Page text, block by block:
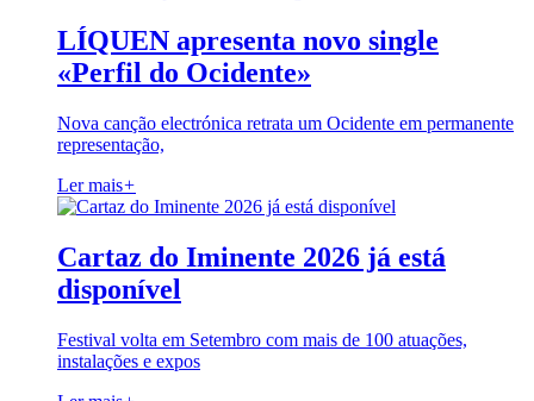
LÍQUEN apresenta novo single
«Perfil do Ocidente»
Nova canção electrónica retrata um Ocidente em permanente
representação,
Ler mais+
Cartaz do Iminente 2026 já está
disponível
Festival volta em Setembro com mais de 100 atuações,
instalações e expos